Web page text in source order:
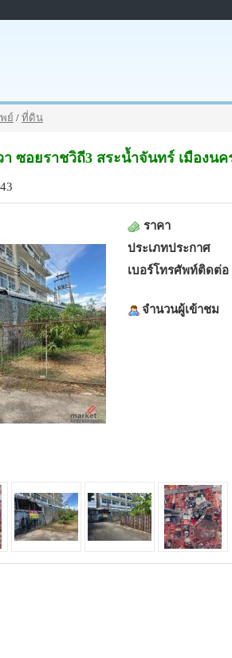
ย์ / ที่ดิน
ซอยราชวิถี3 สระน้ำจันทร์ เมืองนค
ราคา
ประเภทประกาศ
เบอร์โทรศัพท์ติดต่อ
จำนวนผู้เข้าชม